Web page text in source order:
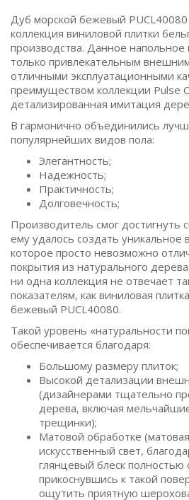
Дуб морской бежевый PUCL40080
коллекция виниловой плитки
производства. Данное
только привлекательным
отличными эксплуатационными
преимуществом коллекции Pulse
детализированная имитация
В гармонично объединились
популярнейших видов пола:
Элегантность;
Надежность;
Практичность;
Долговечность;
Производитель смог достигнуть
ему удалось создать уникальное
которое просто невозможно
покрытия из натурального
ни одна коллекция не отвечает
показателям, как виниловая
бежевый PUCL40080.
Такой уровень «натуральности
обеспечивается благодаря:
Большому размеру плиток;
Высокой детализации
(дизайнерами тщательно
дерева, включая
трещинки);
Матовой обработке
искусственный свет,
глянцевый блеск полностью
прикоснувшись к такой
ощутить приятную